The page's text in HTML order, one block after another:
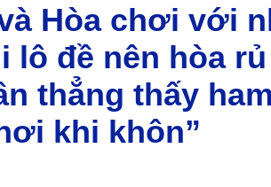
Hòa chơi với
lô đề nên hòa
thẳng thấy
khi khôn”